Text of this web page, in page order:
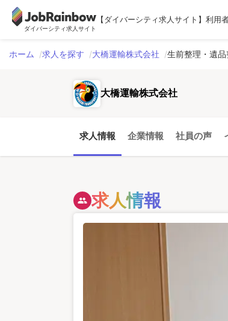
ダイバーシティ求人サイト
【ダイバーシティ求人サイト】利用
ホーム 求人を探す 大橋運輸株式会社 生前整理・遺
大橋運輸株式会社
求人情報 企業情報 社員の声
people 求人情報